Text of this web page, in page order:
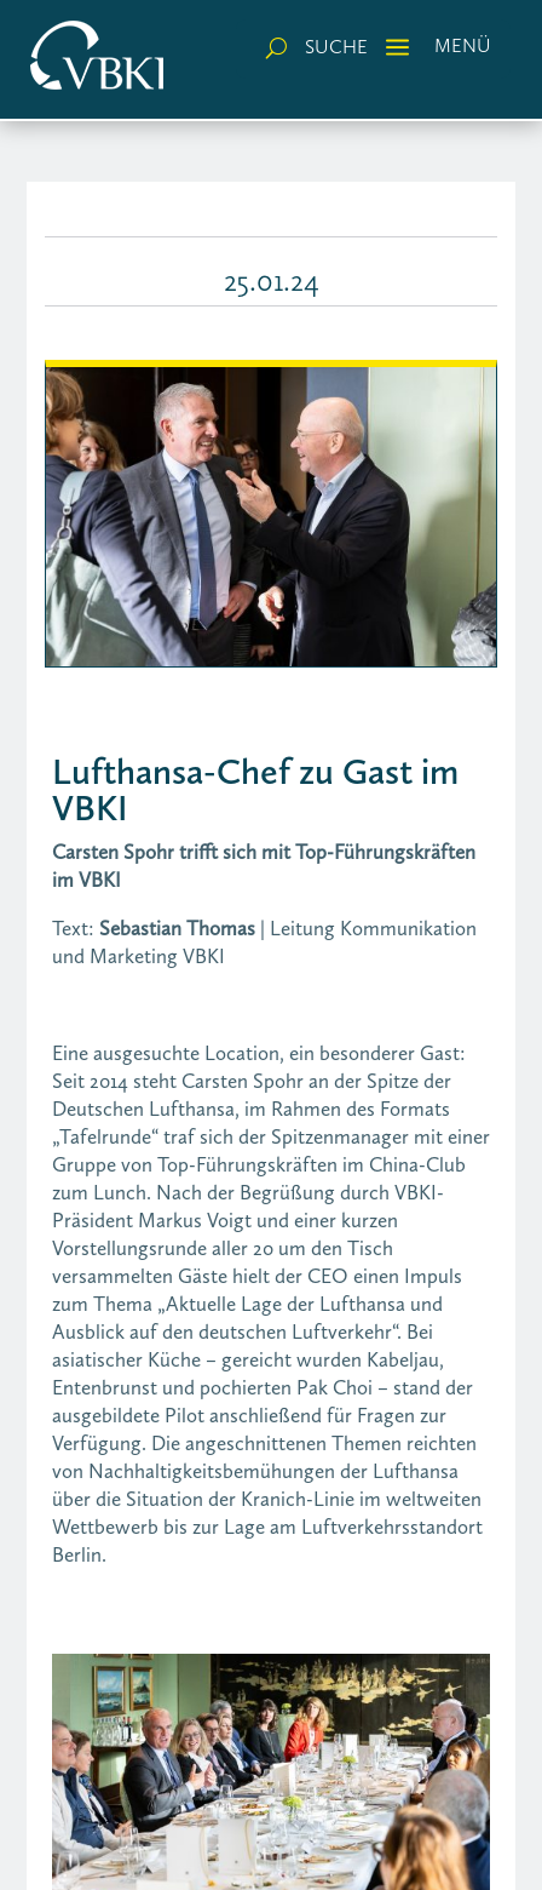
U SUCHE a MENÜ
25.01.24
Lufthansa-Chef zu Gast im
VBKI
Carsten Spohr trifft sich mit Top-Führungskräften
im VBKI
Text: Sebastian Thomas| Leitung Kommunikation
und Marketing VBKI
Eine ausgesuchte Location, ein besonderer Gast:
Seit 2014 steht Carsten Spohr an der Spitze der
Deutschen Lufthansa, im Rahmen des Formats
„Tafelrunde“ traf sich der Spitzenmanager mit einer
Gruppe von Top-Führungskräften im China-Club
zum Lunch. Nach der Begrüßung durch VBKI-
Präsident Markus Voigt und einer kurzen
Vorstellungsrunde aller 20 um den Tisch
versammelten Gäste hielt der CEO einen Impuls
zum Thema „Aktuelle Lage der Lufthansa und
Ausblick auf den deutschen Luftverkehr“. Bei
asiatischer Küche – gereicht wurden Kabeljau,
Entenbrunst und pochierten Pak Choi – stand der
ausgebildete Pilot anschließend für Fragen zur
Verfügung. Die angeschnittenen Themen reichten
von Nachhaltigkeitsbemühungen der Lufthansa
über die Situation der Kranich-Linie im weltweiten
Wettbewerb bis zur Lage am Luftverkehrsstandort
Berlin.